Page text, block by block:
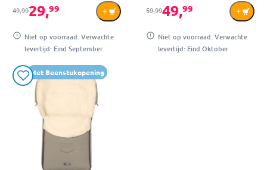
49,9929,99
Niet op voorraad. Verwachte
levertijd: Eind September
59,9949,99
Niet op voorraad. Verwachte
levertijd: Eind Oktober
Met Beenstukopening